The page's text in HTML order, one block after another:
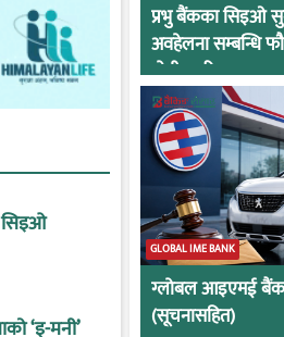
सिइओ
‘इ-मनी’
प्रभु बैंकका सिइओ
अवहेलना सम्बन्धि
दोषी ठहरिए जान्छ
GLOBAL IME BANK
ग्लोबल आइएमई बैंकले
(सूचनासहित)